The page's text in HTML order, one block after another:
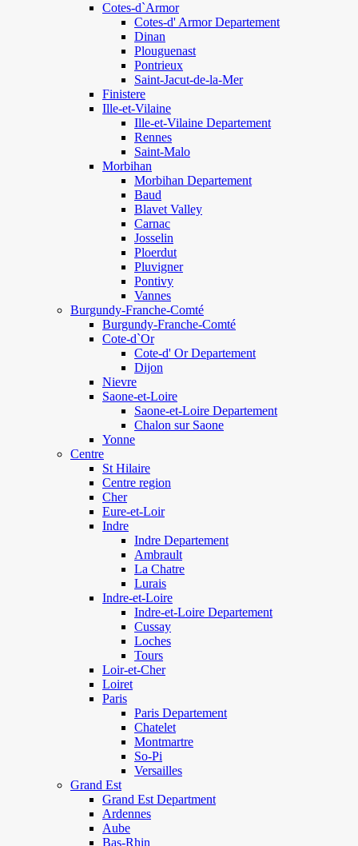
Cotes-d`Armor
Cotes-d' Armor Departement
Dinan
Plouguenast
Pontrieux
Saint-Jacut-de-la-Mer
Finistere
Ille-et-Vilaine
Ille-et-Vilaine Departement
Rennes
Saint-Malo
Morbihan
Morbihan Departement
Baud
Blavet Valley
Carnac
Josselin
Ploerdut
Pluvigner
Pontivy
Vannes
Burgundy-Franche-Comté
Burgundy-Franche-Comté
Cote-d`Or
Cote-d' Or Departement
Dijon
Nievre
Saone-et-Loire
Saone-et-Loire Departement
Chalon sur Saone
Yonne
Centre
St Hilaire
Centre region
Cher
Eure-et-Loir
Indre
Indre Departement
Ambrault
La Chatre
Lurais
Indre-et-Loire
Indre-et-Loire Departement
Cussay
Loches
Tours
Loir-et-Cher
Loiret
Paris
Paris Departement
Chatelet
Montmartre
So-Pi
Versailles
Grand Est
Grand Est Department
Ardennes
Aube
Bas-Rhin